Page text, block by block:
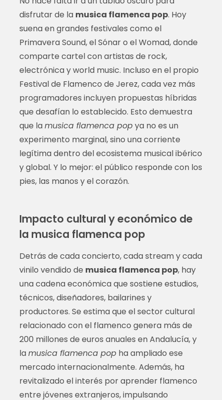
disfrutar de la musica flamenca pop. Hoy
suena en grandes festivales como el
Primavera Sound, el Sónar o el Womad, donde
comparte cartel con artistas de rock,
electrónica y world music. Incluso en el propio
Festival de Flamenco de Jerez, cada vez más
programadores incluyen propuestas híbridas
que desafían lo establecido. Esto demuestra
que lamusica flamenca popya no es un
experimento marginal, sino una corriente
legítima dentro del ecosistema musical ibérico
y global. Y lo mejor: el público responde con los
pies, las manos y el corazón.
Impacto cultural y económico de
la musica flamenca pop
Detrás de cada concierto, cada stream y cada
vinilo vendido de musica flamenca pop, hay
una cadena económica que sostiene estudios,
técnicos, diseñadores, bailarines y
productores. Se estima que el sector cultural
relacionado con el flamenco genera más de
200 millones de euros anuales en Andalucía, y
lamusica flamenca popha ampliado ese
mercado internacionalmente. Además, ha
revitalizado el interés por aprender flamenco
entre jóvenes extranjeros, impulsando